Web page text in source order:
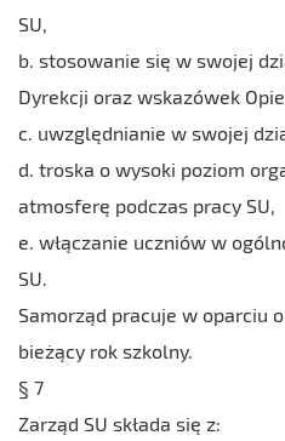
SU,
b. stosowanie się w swojej
Dyrekcji oraz wskazówek
c. uwzględnianie w swojej
d. troska o wysoki poziom
atmosferę podczas pracy SU,
e. włączanie uczniów w
SU.
Samorząd pracuje w oparciu
bieżący rok szkolny.
§ 7
Zarząd SU składa się z: